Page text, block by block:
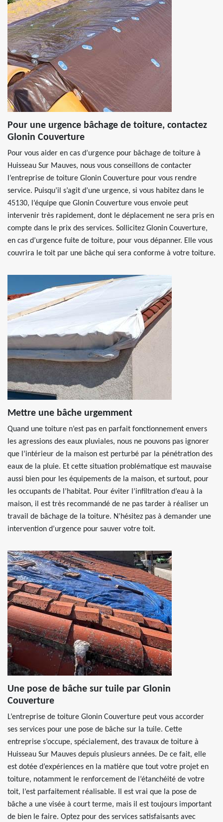
Pour une urgence bâchage de toiture, contactez
Glonin Couverture
Pour vous aider en cas d’urgence pour bâchage de toiture à
Huisseau Sur Mauves, nous vous conseillons de contacter
l’entreprise de toiture Glonin Couverture pour vous rendre
service. Puisqu’il s’agit d’une urgence, si vous habitez dans le
45130, l’équipe que Glonin Couverture vous envoie peut
intervenir très rapidement, dont le déplacement ne sera pris en
compte dans le prix des services. Sollicitez Glonin Couverture,
en cas d’urgence fuite de toiture, pour vous dépanner. Elle vous
couvrira le toit par une bâche qui sera conforme à votre toiture.
Mettre une bâche urgemment
Quand une toiture n’est pas en parfait fonctionnement envers
les agressions des eaux pluviales, nous ne pouvons pas ignorer
que l’intérieur de la maison est perturbé par la pénétration des
eaux de la pluie. Et cette situation problématique est mauvaise
aussi bien pour les équipements de la maison, et surtout, pour
les occupants de l’habitat. Pour éviter l’infiltration d’eau à la
maison, il est très recommandé de ne pas tarder à réaliser un
travail de bâchage de la toiture. N’hésitez pas à demander une
intervention d’urgence pour sauver votre toit.
Une pose de bâche sur tuile par Glonin
Couverture
L’entreprise de toiture Glonin Couverture peut vous accorder
ses services pour une pose de bâche sur la tuile. Cette
entreprise s’occupe, spécialement, des travaux de toiture à
Huisseau Sur Mauves depuis plusieurs années. De ce fait, elle
est dotée d’expériences en la matière que tout votre projet en
toiture, notamment le renforcement de l’étanchéité de votre
toit, l’est parfaitement réalisable. Il est vrai que la pose de
bâche a une visée à court terme, mais il est toujours important
de bien le faire. Optez pour des services satisfaisants avec